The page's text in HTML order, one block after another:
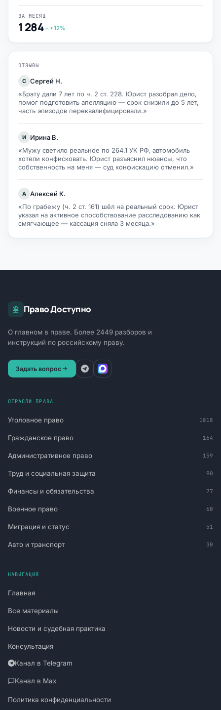
ЗА МЕСЯЦ
1 284 +12%
ОТЗЫВЫ
С Сергей Н.
«Брату дали 7 лет по ч. 2 ст. 228. Юрист разобрал дело,
помог подготовить апелляцию — срок снизили до 5 лет,
часть эпизодов переквалифицировали.»
И
Ирина В.
«Мужу светило реальное по 264.1 УК РФ, автомобиль
хотели конфисковать. Юрист разъяснил нюансы, что
собственность на меня — суд конфискацию отменил.»
А Алексей К.
«По грабежу (ч. 2 ст. 161) шёл на реальный срок. Юрист
указал на активное способствование расследованию как
смягчающее — кассация сняла 3 месяца.»
Право Доступно
О главном в праве. Более 2449 разборов и
инструкций по российскому праву.
Задать вопрос
ОТРАСЛИ ПРАВА
Уголовное право 1818
Гражданское право 164
Административное право 159
Труд и социальная защита 90
Финансы и обязательства 77
Военное право 60
Миграция и статус 51
Авто и транспорт 30
НАВИГАЦИЯ
Главная
Все материалы
Новости и судебная практика
Консультация
Канал в Telegram
Канал в Max
Политика конфиденциальности